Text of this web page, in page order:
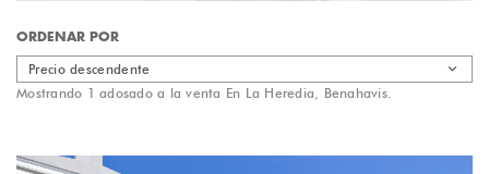
ORDENAR POR
Precio descendente
Mostrando 1 adosado a la venta En La Heredia, Benahavis.